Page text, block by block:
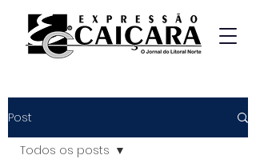
Post
Todos os posts